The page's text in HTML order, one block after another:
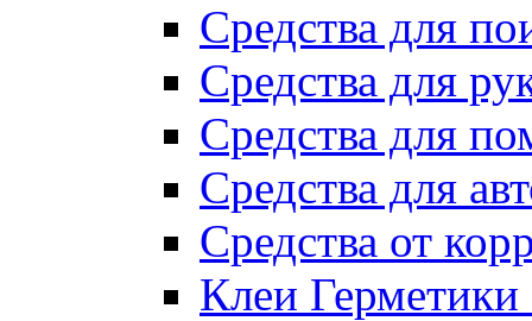
Средства для
Средства для
Средства для
Средства для
Средства от
Клеи